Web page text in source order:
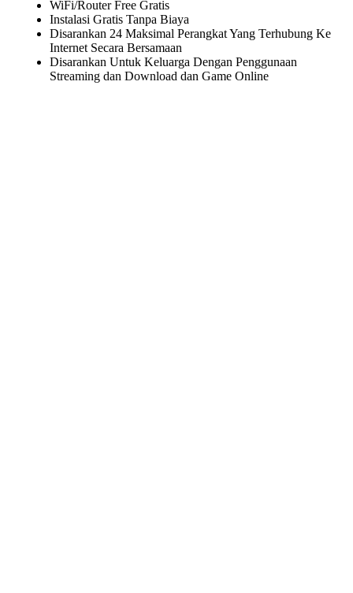
WiFi/Router Free Gratis
Instalasi Gratis Tanpa Biaya
Disarankan 24 Maksimal Perangkat Yang Terhubung Ke
Internet Secara Bersamaan
Disarankan Untuk Keluarga Dengan Penggunaan
Streaming dan Download dan Game Online